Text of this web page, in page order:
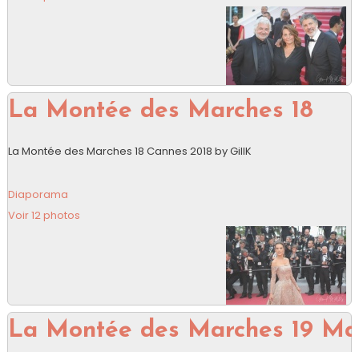
La Montée des Marches 18
La Montée des Marches 18 Cannes 2018 by GillK
Diaporama
Voir 12 photos
La Montée des Marches 19